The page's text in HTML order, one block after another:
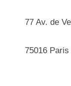
77 Av. de
75016 Paris